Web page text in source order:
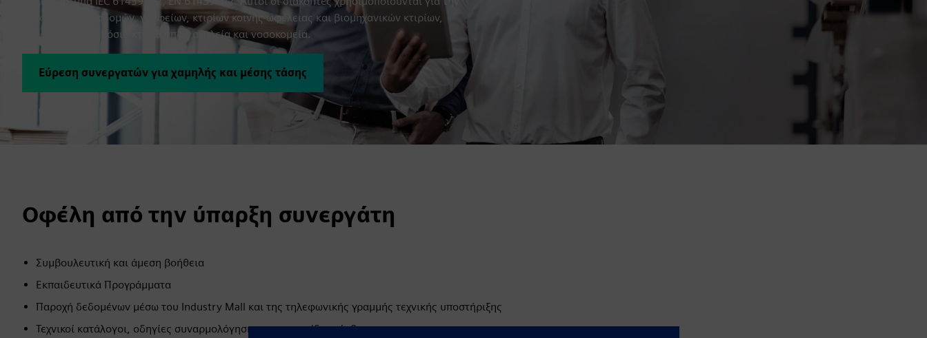
τροφοδοσία υποδομών, γραφείων, κτιρίων κοινής ωφέλειας και βιομηχανικών κτιρίων,
καθώς και σε δημόσια κτίρια όπως σχολεία και νοσοκομεία.
Εύρεση συνεργατών για χαμηλής και μέσης τάσης
Οφέλη από την ύπαρξη συνεργάτη
Συμβουλευτική και άμεση βοήθεια
Εκπαιδευτικά Προγράμματα
Παροχή δεδομένων μέσω του Industry Mall και της τηλεφωνικής γραμμής τεχνικής υποστήριξης
Τεχνικοί κατάλογοι, οδηγίες συναρμολόγησης και εγχειρίδιο σέρβις